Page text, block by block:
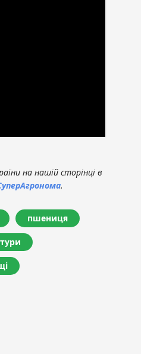
на нашій сторінці в
.
пшениця